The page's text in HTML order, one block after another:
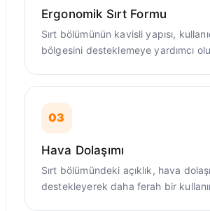
Ergonomik Sırt Formu
Sırt bölümünün kavisli yapısı,
bölgesini desteklemeye yardımcı
03
Hava Dolaşımı
Sırt bölümündeki açıklık, hava
destekleyerek daha ferah bir